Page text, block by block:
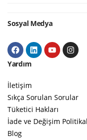
Sosyal Medya
Yardım
İletişim
Sıkça Sorulan Sorular
Tüketici Hakları
İade ve Değişim
Blog